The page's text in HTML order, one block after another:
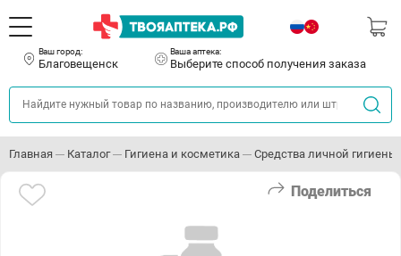
Ваш город:
Благовещенск
Ваша аптека:
Выберите способ получения заказа
Главная Каталог Гигиена и косметика Средства личной
Поделиться